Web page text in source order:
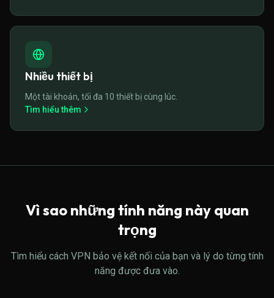
Nhiều thiết bị
Một tài khoản, tối đa 10 thiết bị cùng lúc.
Tìm hiểu thêm
Vì sao những tính năng này quan
trọng
Tìm hiểu cách VPN bảo vệ kết nối của bạn và lý do từng tính
năng được đưa vào.